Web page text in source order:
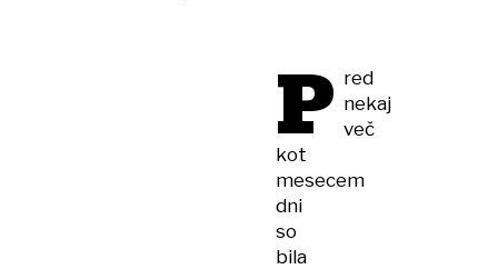
P red
nekaj
več
kot
mesecem
dni
so
bila